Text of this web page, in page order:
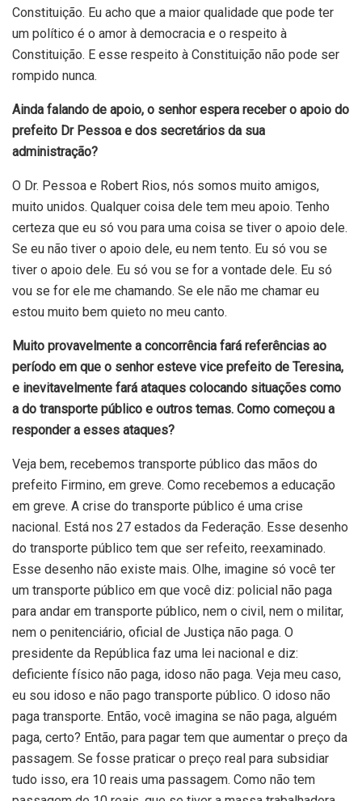
Constituição. Eu acho que a maior qualidade que pode ter
um político é o amor à democracia e o respeito à
Constituição. E esse respeito à Constituição não pode ser
rompido nunca.
Ainda falando de apoio, o senhor espera receber o apoio do
prefeito Dr Pessoa e dos secretários da sua
administração?
O Dr. Pessoa e Robert Rios, nós somos muito amigos,
muito unidos. Qualquer coisa dele tem meu apoio. Tenho
certeza que eu só vou para uma coisa se tiver o apoio dele.
Se eu não tiver o apoio dele, eu nem tento. Eu só vou se
tiver o apoio dele. Eu só vou se for a vontade dele. Eu só
vou se for ele me chamando. Se ele não me chamar eu
estou muito bem quieto no meu canto.
Muito provavelmente a concorrência fará referências ao
período em que o senhor esteve vice prefeito de Teresina,
e inevitavelmente fará ataques colocando situações como
a do transporte público e outros temas. Como começou a
responder a esses ataques?
Veja bem, recebemos transporte público das mãos do
prefeito Firmino, em greve. Como recebemos a educação
em greve. A crise do transporte público é uma crise
nacional. Está nos 27 estados da Federação. Esse desenho
do transporte público tem que ser refeito, reexaminado.
Esse desenho não existe mais. Olhe, imagine só você ter
um transporte público em que você diz: policial não paga
para andar em transporte público, nem o civil, nem o militar,
nem o penitenciário, oficial de Justiça não paga. O
presidente da República faz uma lei nacional e diz:
deficiente físico não paga, idoso não paga. Veja meu caso,
eu sou idoso e não pago transporte público. O idoso não
paga transporte. Então, você imagina se não paga, alguém
paga, certo? Então, para pagar tem que aumentar o preço da
passagem. Se fosse praticar o preço real para subsidiar
tudo isso, era 10 reais uma passagem. Como não tem